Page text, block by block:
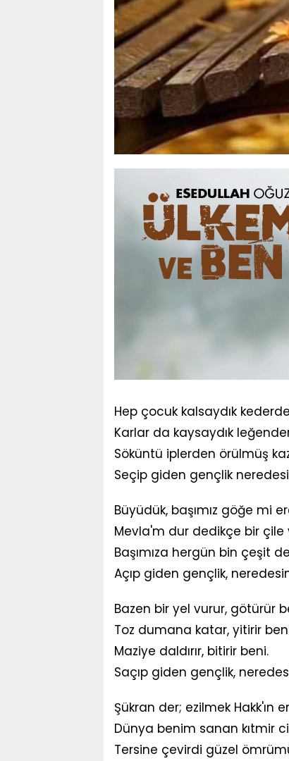
Hep çocuk kalsaydık
Karlar da kaysaydık
Söküntü iplerden örülmüş
Seçip giden gençlik
Büyüdük, başımız göğe mi
Mevla'm dur dedikçe bir çile
Başımıza hergün bin çeşit
Açıp giden gençlik,
Bazen bir yel vurur, götürür
Toz dumana katar, yitirir
Maziye daldırır, bitirir beni.
Saçıp giden gençlik,
Şükran der; ezilmek Hakk'ın
Dünya benim sanan kıtmir
Tersine çevirdi güzel